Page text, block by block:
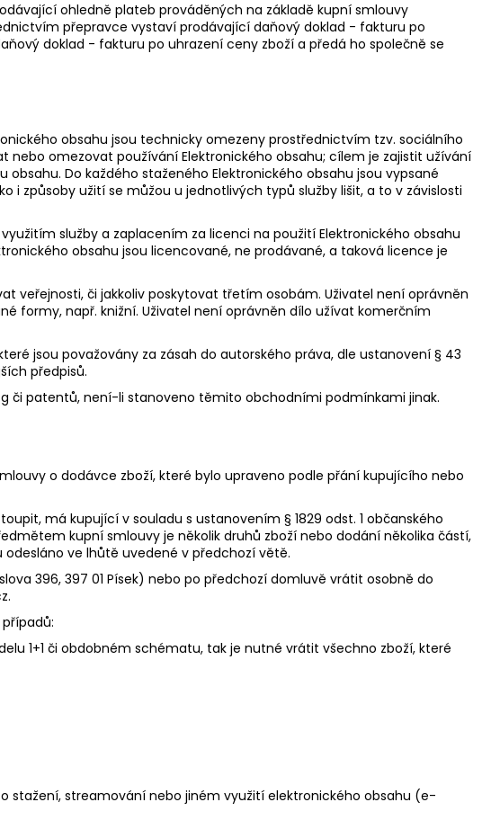
ohledně plateb prováděných na základě kupní smlouvy
přepravce vystaví prodávající daňový doklad - fakturu po
doklad - fakturu po uhrazení ceny zboží a předá ho společně se
obsahu jsou technicky omezeny prostřednictvím tzv. sociálního
omezovat používání Elektronického obsahu; cílem je zajistit užívání
Do každého staženého Elektronického obsahu jsou vypsané
i způsoby užití se můžou u jednotlivých typů služby lišit, a to v závislosti
služby a zaplacením za licenci na použití Elektronického obsahu
obsahu jsou licencované, ne prodávané, a taková licence je
veřejnosti, či jakkoliv poskytovat třetím osobám. Uživatel není oprávněn
formy, např. knižní. Uživatel není oprávněn dílo užívat komerčním
jsou považovány za zásah do autorského práva, dle ustanovení § 43
předpisů.
či patentů, není-li stanoveno těmito obchodními podmínkami jinak.
o dodávce zboží, které bylo upraveno podle přání kupujícího nebo
má kupující v souladu s ustanovením § 1829 odst. 1 občanského
kupní smlouvy je několik druhů zboží nebo dodání několika částí,
ve lhůtě uvedené v předchozí větě.
396, 397 01 Písek) nebo po předchozí domluvě vrátit osobně do
1+1 či obdobném schématu, tak je nutné vrátit všechno zboží, které
stažení, streamování nebo jiném využití elektronického obsahu (e-